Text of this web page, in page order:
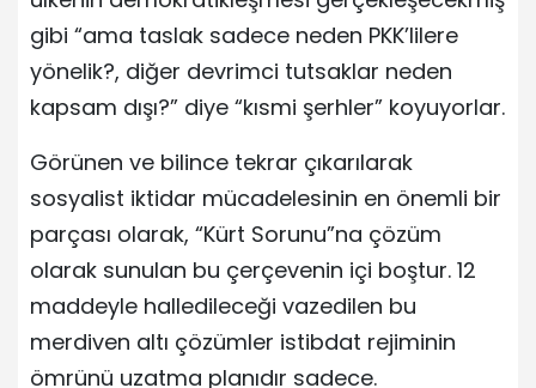
gibi “ama taslak sadece neden PKK’lilere
yönelik?, diğer devrimci tutsaklar neden
kapsam dışı?” diye “kısmi şerhler” koyuyorlar.
Görünen ve bilince tekrar çıkarılarak
sosyalist iktidar mücadelesinin en önemli bir
parçası olarak, “Kürt Sorunu”na çözüm
olarak sunulan bu çerçevenin içi boştur. 12
maddeyle halledileceği vazedilen bu
merdiven altı çözümler istibdat rejiminin
ömrünü uzatma planıdır sadece.